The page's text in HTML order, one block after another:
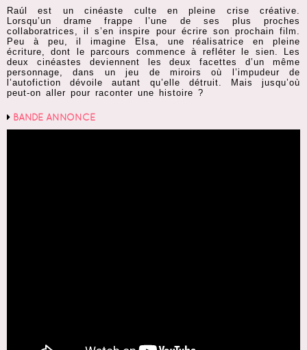
Raúl est un cinéaste culte en pleine crise créative.
Lorsqu’un drame frappe l’une de ses plus proches
collaboratrices, il s’en inspire pour écrire son prochain film.
Peu à peu, il imagine Elsa, une réalisatrice en pleine
écriture, dont le parcours commence à refléter le sien. Les
deux cinéastes deviennent les deux facettes d’un même
personnage, dans un jeu de miroirs où l’impudeur de
l’autofiction dévoile autant qu’elle détruit. Mais jusqu’où
peut-on aller pour raconter une histoire ?
BANDE ANNONCE